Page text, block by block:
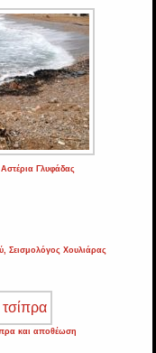
Γλυφάδας
Σεισμολόγος Χουλιάρας
και αποθέωση